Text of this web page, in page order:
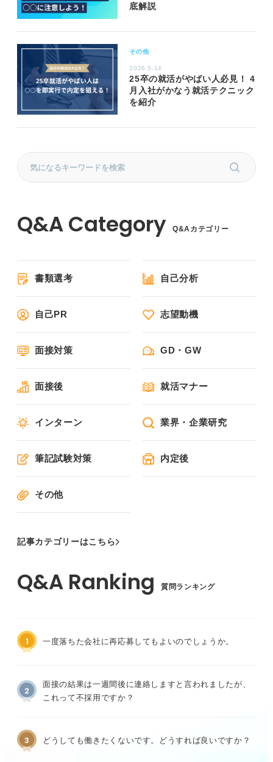
底解説
その他
2026.5.14
25卒の就活がやばい人必見！ 4
月入社がかなう就活テクニック
を紹介
Q&Aカテゴリー
書類選考 自己分析
自己PR 志望動機
面接対策 GD・GW
面接後 就活マナー
インターン 業界・企業研究
筆記試験対策 内定後
その他
記事カテゴリーはこちら
質問ランキング
1 一度落ちた会社に再応募してもよいのでしょうか。
2
面接の結果は一週間後に連絡しますと言われましたが、
これって不採用ですか？
3 どうしても働きたくないです。どうすれば良いですか？